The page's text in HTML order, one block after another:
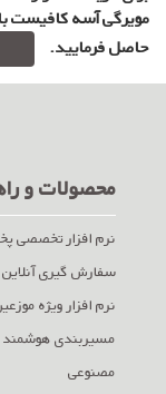
مویرگی آسه کافیست
حاصل فرمایید.
محصولات و
نرم افزار تخصصی
سفارش گیری آنلاین
نرم افزار ویژه
مسیربندی هوشمند
مصنوعی